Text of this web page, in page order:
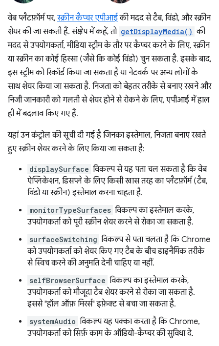
वेब प्लैटफ़ॉर्म पर, स्क्रीन कैप्चर एपीआईकी मदद से टैब, विंडो, और स्क्रीन
शेयर की जा सकती हैं. संक्षेप में कहें, तो getDisplayMedia() की
मदद से उपयोगकर्ता, मीडिया स्ट्रीम के तौर पर कैप्चर करने के लिए, स्क्रीन
या स्क्रीन का कोई हिस्सा (जैसे कि कोई विंडो) चुन सकता है. इसके बाद,
इस स्ट्रीम को रिकॉर्ड किया जा सकता है या नेटवर्क पर अन्य लोगों के
साथ शेयर किया जा सकता है. निजता को बेहतर तरीके से बनाए रखने और
निजी जानकारी को गलती से शेयर होने से रोकने के लिए, एपीआई में हाल
ही में बदलाव किए गए हैं.
यहां उन कंट्रोल की सूची दी गई है जिनका इस्तेमाल, निजता बनाए रखते
हुए स्क्रीन शेयर करने के लिए किया जा सकता है:
displaySurface विकल्प से यह पता चल सकता है कि वेब
ऐप्लिकेशन, डिसप्ले के लिए किसी खास तरह का प्लैटफ़ॉर्म (टैब,
विंडो या स्क्रीन) इस्तेमाल करना चाहता है.
monitorTypeSurfaces विकल्प का इस्तेमाल करके,
उपयोगकर्ता को पूरी स्क्रीन शेयर करने से रोका जा सकता है.
surfaceSwitching विकल्प से पता चलता है कि Chrome
को उपयोगकर्ता को शेयर किए गए टैब के बीच डाइनैमिक तरीके
से स्विच करने की अनुमति देनी चाहिए या नहीं.
selfBrowserSurface विकल्प का इस्तेमाल करके,
उपयोगकर्ता को मौजूदा टैब शेयर करने से रोका जा सकता है.
इससे "हॉल ऑफ़ मिरर्स" इफ़ेक्ट से बचा जा सकता है.
systemAudio विकल्प यह पक्का करता है कि Chrome,
उपयोगकर्ता को सिर्फ़ काम के ऑडियो-कैप्चर की सुविधा दे.